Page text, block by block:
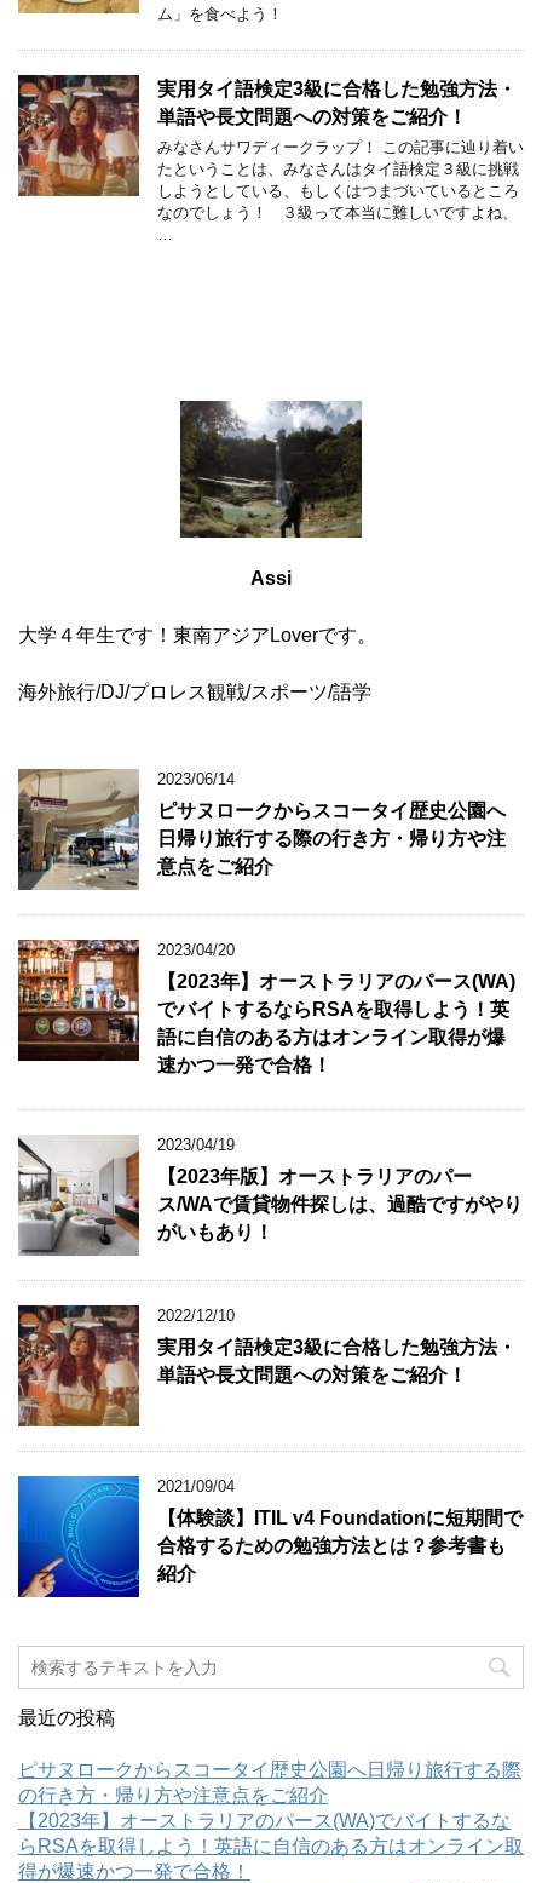
ム」を食べよう！
実用タイ語検定3級に合格した勉強方法・
単語や長文問題への対策をご紹介！
みなさんサワディークラップ！ この記事に辿り着い
たということは、みなさんはタイ語検定３級に挑戦
しようとしている、もしくはつまづいているところ
なのでしょう！ ３級って本当に難しいですよね、
…
Assi
大学４年生です！東南アジアLoverです。
海外旅行/DJ/プロレス観戦/スポーツ/語学
2023/06/14
ピサヌロークからスコータイ歴史公園へ
日帰り旅行する際の行き方・帰り方や注
意点をご紹介
2023/04/20
【2023年】オーストラリアのパース(WA)
でバイトするならRSAを取得しよう！英
語に自信のある方はオンライン取得が爆
速かつ一発で合格！
2023/04/19
【2023年版】オーストラリアのパー
ス/WAで賃貸物件探しは、過酷ですがやり
がいもあり！
2022/12/10
実用タイ語検定3級に合格した勉強方法・
単語や長文問題への対策をご紹介！
2021/09/04
【体験談】ITIL v4 Foundationに短期間で
合格するための勉強方法とは？参考書も
紹介
最近の投稿
ピサヌロークからスコータイ歴史公園へ日帰り旅行する際
の行き方・帰り方や注意点をご紹介
【2023年】オーストラリアのパース(WA)でバイトするな
らRSAを取得しよう！英語に自信のある方はオンライン取
得が爆速かつ一発で合格！